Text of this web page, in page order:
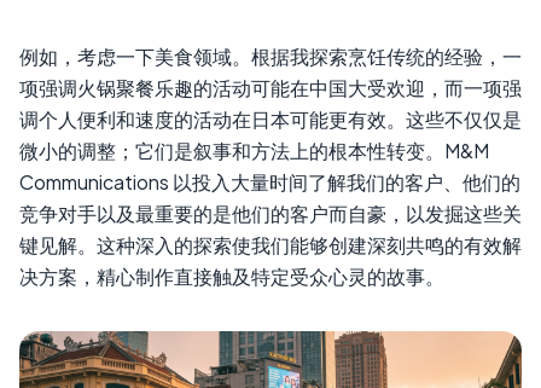
例如，考虑一下美食领域。根据我探索烹饪传统的经验，一
项强调火锅聚餐乐趣的活动可能在中国大受欢迎，而一项强
调个人便利和速度的活动在日本可能更有效。这些不仅仅是
微小的调整；它们是叙事和方法上的根本性转变。M&M
Communications 以投入大量时间了解我们的客户、他们的
竞争对手以及最重要的是他们的客户而自豪，以发掘这些关
键见解。这种深入的探索使我们能够创建深刻共鸣的有效解
决方案，精心制作直接触及特定受众心灵的故事。